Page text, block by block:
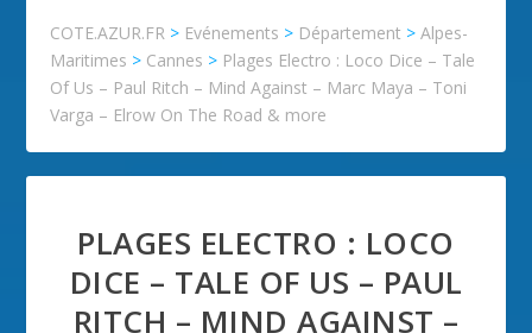
COTE.AZUR.FR > Evénements > Département >Alpes-
Maritimes > Cannes > Plages Electro : Loco Dice – Tale
Of Us – Paul Ritch – Mind Against – Marc Maya – Toni
Varga – Elrow On The Road & more
PLAGES ELECTRO : LOCO
DICE – TALE OF US – PAUL
RITCH – MIND AGAINST –